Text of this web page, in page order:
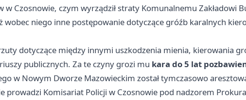
w Czosnowie, czym wyrządził straty Komunalnemu Zakładowi
wobec niego inne postępowanie dotyczące gróźb karalnych
dotyczące między innymi uszkodzenia mienia, kierowania
publicznych. Za te czyny grozi mu kara do 5 lat
w Nowym Dworze Mazowieckim został tymczasowo
prowadzi Komisariat Policji w Czosnowie pod nadzorem